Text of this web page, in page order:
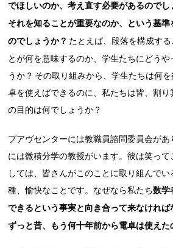
でほしいのか、考え直す必要があるので
それを知ることが重要なのか、という基
のでしょうか？ たとえば、段落を構成す
とが何を意味するのか、学生たちにどうや
うか？ その取り組みから、学生たちは何
卓を使えばできるのに、私たちは皆、割
の目的は何でしょうか？
プアヴセンターには教職員諮問委員会が
には微積分学の教授がいます。彼は笑って
しては、皆さんがこのことに取り組んで
種、愉快なことです。なぜなら私たち数学
できるという事実と向き合って来なければ
ずっと昔、もう何十年前から電卓は使えた